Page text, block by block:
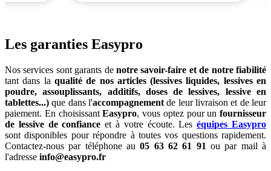
Les garanties Easypro
Nos services sont garants de notre savoir-faire et de notre fiabilité
tant dans la qualité de nos articles (lessives liquides, lessives en
poudre, assouplissants, additifs, doses de lessives, lessive en
tablettes...)que dans l'accompagnement de leur livraison et de leur
paiement. En choisissantEasypro, vous optez pour un fournisseur
de lessive de confiance et à votre écoute. Leséquipes Easypro
sont disponibles pour répondre à toutes vos questions rapidement.
Contactez-nous par téléphone au05 63 62 61 91 ou par mail à
l'adresse info@easypro.fr